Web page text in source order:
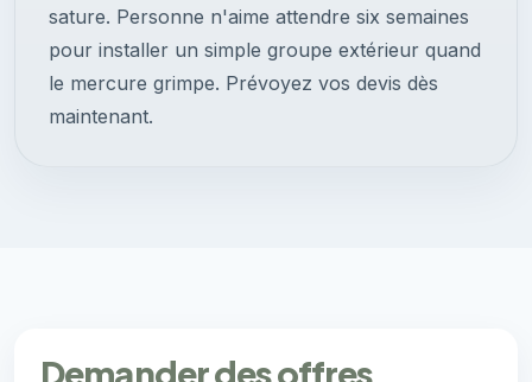
sature. Personne n'aime attendre six semaines
pour installer un simple groupe extérieur quand
le mercure grimpe. Prévoyez vos devis dès
maintenant.
Demander des offres